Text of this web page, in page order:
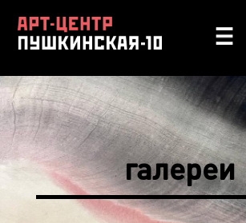
галереи